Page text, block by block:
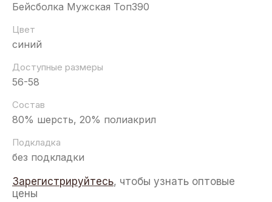
Бейсболка Мужская Топ390
Цвет
синий
Доступные размеры
56-58
Состав
80% шерсть, 20% полиакрил
Подкладка
без подкладки
Зарегистрируйтесь, чтобы узнать оптовые
цены